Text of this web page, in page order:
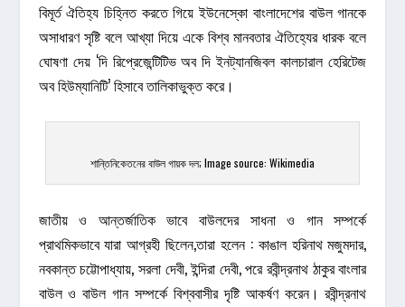
বিমূর্ত ঐতিহ্য চিহ্নিত করতে গিয়ে ইউনেস্কো বাংলাদেশের বাউল গানকে
অসাধারণ সৃষ্টি বলে আখ্যা দিয়ে একে বিশ্ব মানবতার ঐতিহ্যের ধারক বলে
ঘোষণা দেয় ‘দি রিপ্রেজেন্টিটিভ অব দি ইনট্যানজিবল কালচারাল হেরিটেজ
অব হিউম্যানিটি’ হিসাবে তালিকাভুক্ত করে।
শান্তিনিকেতনের বাউল গায়ক দল; Image source: Wikimedia
জাতীয় ও আন্তর্জাতিক ভাবে বাউলদের সাধনা ও গান সম্পর্কে
প্রাথমিকভাবে যারা আগ্রহী ছিলেন,তারা হলেন : কাঙাল হরিনাথ মজুমদার,
নবকান্ত চট্টোপাধ্যায়, সরলা দেবী, ইন্দিরা দেবী, পরে রবীন্দ্রনাথ ঠাকুর বাংলার
বাউল ও বাউল গান সম্পর্কে বিশ্ববাসীর দৃষ্টি আকর্ষণ করেন। রবীন্দ্রনাথ